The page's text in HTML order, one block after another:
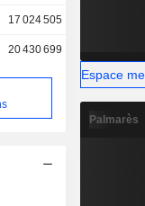
17 024 505
20 430 699
Espace
Palmarès